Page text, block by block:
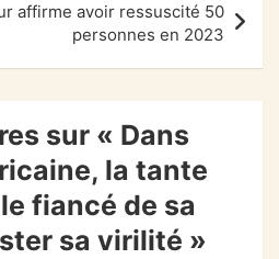
affirme avoir ressuscité 50
personnes en 2023
sur « Dans
la tante
fiancé de sa
sa virilité »